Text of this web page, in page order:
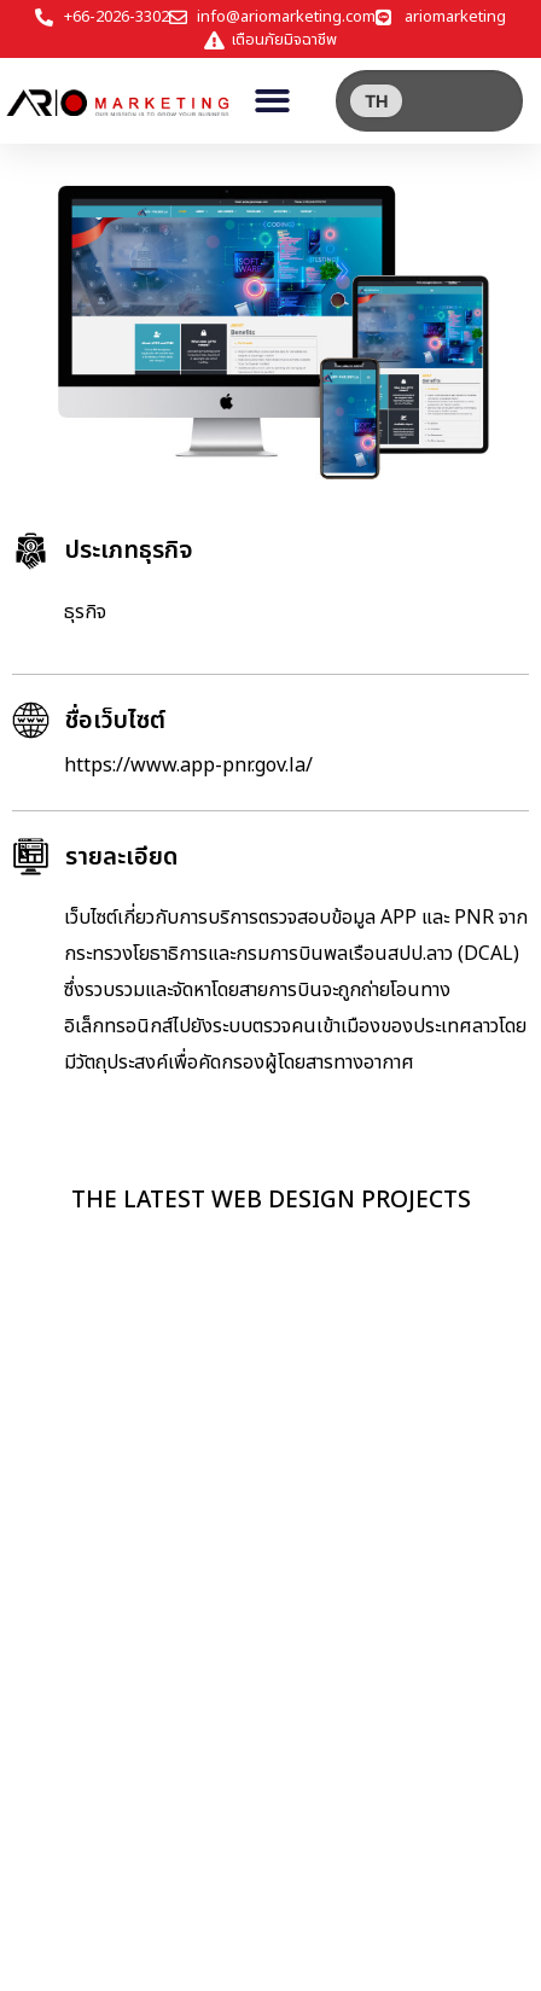
+66-2026-3302 info@ariomarketing.com
ariomarketing
เตือนภัยมิจฉาชีพ
TH
ประเภทธุรกิจ
ธุรกิจ
ชื่อเว็บไซต์
https://www.app-pnr.gov.la/
รายละเอียด
เว็บไซต์เกี่ยวกับการบริการตรวจสอบข้อมูล APP และ PNR จาก
กระทรวงโยธาธิการและกรมการบินพลเรือนสปป.ลาว (DCAL)
ซึ่งรวบรวมและจัดหาโดยสายการบินจะถูกถ่ายโอนทาง
อิเล็กทรอนิกส์ไปยังระบบตรวจคนเข้าเมืองของประเทศลาวโดย
มีวัตถุประสงค์เพื่อคัดกรองผู้โดยสารทางอากาศ
THE LATEST WEB DESIGN PROJECTS